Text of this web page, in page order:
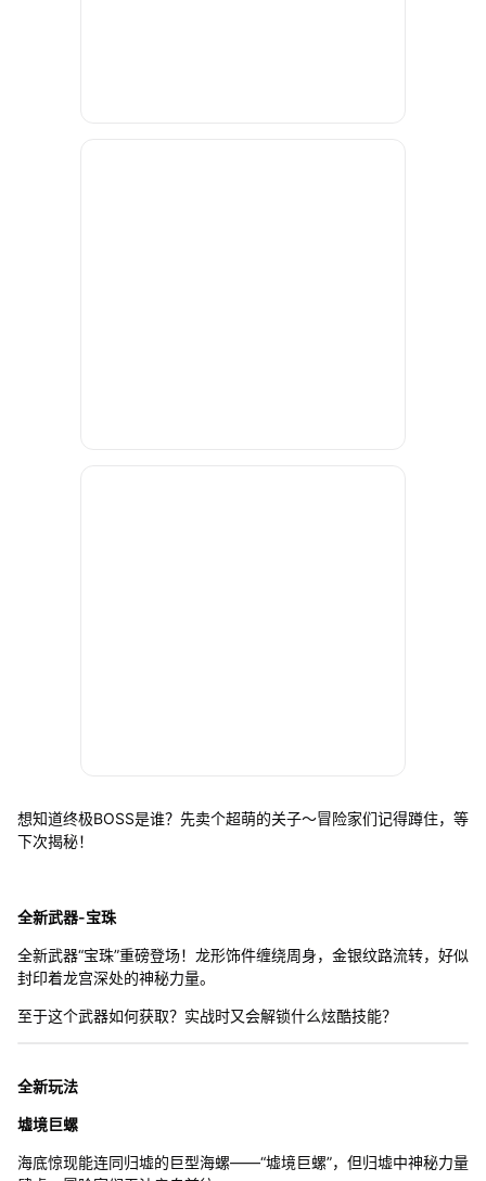
想知道终极BOSS是谁？先卖个超萌的关子～冒险家们记得蹲住，等
下次揭秘！
全新武器-宝珠
全新武器“宝珠”重磅登场！龙形饰件缠绕周身，金银纹路流转，好似
封印着龙宫深处的神秘力量。
至于这个武器如何获取？实战时又会解锁什么炫酷技能？
全新玩法
墟境巨螺
海底惊现能连同归墟的巨型海螺——“墟境巨螺”，但归墟中神秘力量